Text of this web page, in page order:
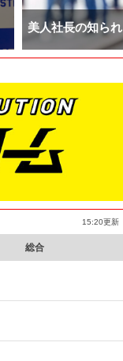
美人社長の知ら
15:20更新
総合